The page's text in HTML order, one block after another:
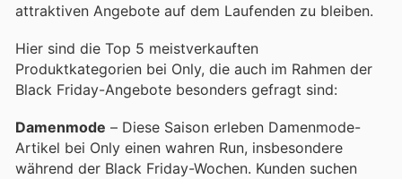
attraktiven Angebote auf dem Laufenden zu bleiben.
Hier sind die Top 5 meistverkauften
Produktkategorien bei Only, die auch im Rahmen der
Black Friday-Angebote besonders gefragt sind:
Damenmode – Diese Saison erleben Damenmode-
Artikel bei Only einen wahren Run, insbesondere
während der Black Friday-Wochen. Kunden suchen